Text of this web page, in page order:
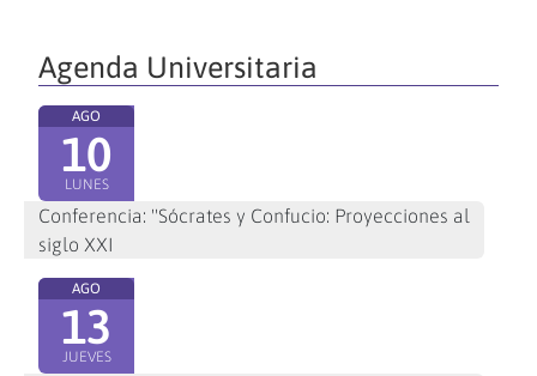
Agenda Universitaria
AGO
10
LUNES
Conferencia: "Sócrates y Confucio: Proyecciones al
siglo XXI
AGO
13
JUEVES